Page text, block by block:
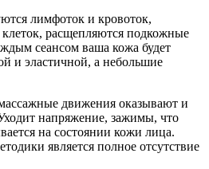
лимфоток и кровоток,
клеток, расщепляются подкожные
сеансом ваша кожа будет
и эластичной, а небольшие
движения оказывают и
напряжение, зажимы, что
на состоянии кожи лица.
является полное отсутствие